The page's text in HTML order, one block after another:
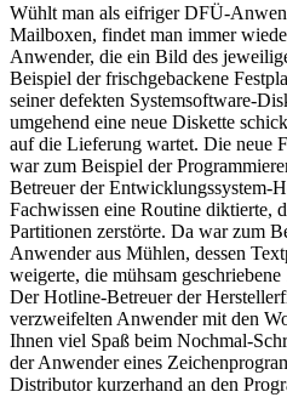
Wühlt man als eifriger DFÜ-
Mailboxen, findet man immer
Anwender, die ein Bild des
Beispiel der frischgebackene
seiner defekten Systemsoftware-
umgehend eine neue Diskette
auf die Lieferung wartet. Die neue
war zum Beispiel der
Betreuer der Entwicklungssystem-
Fachwissen eine Routine diktierte,
Partitionen zerstörte. Da war zum
Anwender aus Mühlen, dessen
weigerte, die mühsam
Der Hotline-Betreuer der
verzweifelten Anwender mit den
Ihnen viel Spaß beim Nochmal-
der Anwender eines
Distributor kurzerhand an den